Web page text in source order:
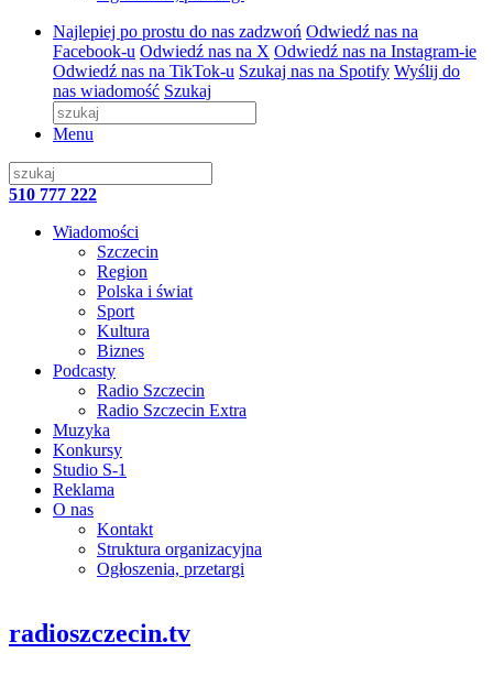
Najlepiej po prostu do nas zadzwoń Odwiedź nas na
Facebook-u Odwiedź nas na X Odwiedź nas na Instagram-ie
Odwiedź nas na TikTok-u Szukaj nas na Spotify Wyślij do
nas wiadomość Szukaj
Menu
510 777 222
Wiadomości
Szczecin
Region
Polska i świat
Sport
Kultura
Biznes
Podcasty
Radio Szczecin
Radio Szczecin Extra
Muzyka
Konkursy
Studio S-1
Reklama
O nas
Kontakt
Struktura organizacyjna
Ogłoszenia, przetargi
radioszczecin.tv